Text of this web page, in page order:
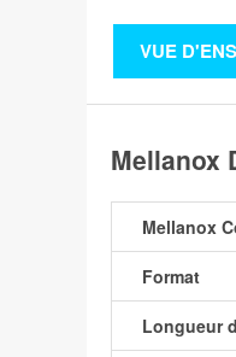
VUE
Mellanox
Mellanox
Format
Longueur